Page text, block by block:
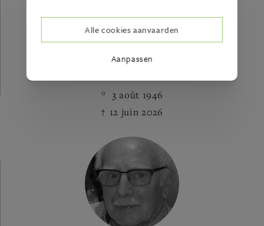
3 août 1946
12 juin 2026
Alle cookies aanvaarden
Aanpassen